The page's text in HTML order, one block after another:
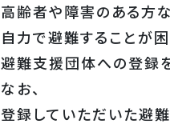
高齢者や障害のある方
自力で避難することが
避難支援団体への登録
なお、
登録していただいた避